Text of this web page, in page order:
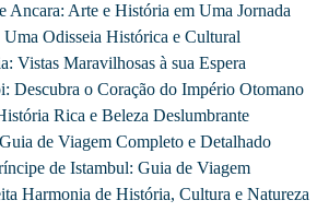
Ancara: Arte e História em Uma Jornada
Odisseia Histórica e Cultural
Vistas Maravilhosas à sua Espera
Descubra o Coração do Império Otomano
Rica e Beleza Deslumbrante
de Viagem Completo e Detalhado
de Istambul: Guia de Viagem
Harmonia de História, Cultura e Natureza